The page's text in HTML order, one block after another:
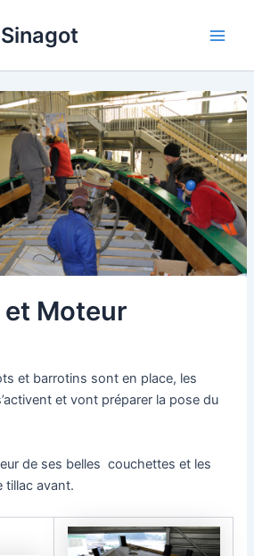
Moteur
et barrotins sont en place, les
et vont préparer la pose du
de ses belles couchettes et les
tillac avant.